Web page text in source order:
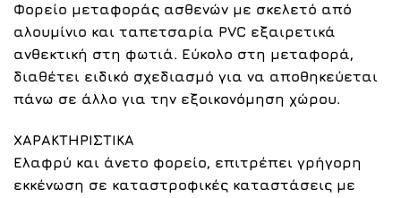
Φορείο μεταφοράς ασθενών με σκελετό από
αλουμίνιο και ταπετσαρία PVC εξαιρετικά
ανθεκτική στη φωτιά. Εύκολο στη μεταφορά,
διαθέτει ειδικό σχεδιασμό για να αποθηκεύεται
πάνω σε άλλο για την εξοικονόμηση χώρου.
ΧΑΡΑΚΤΗΡΙΣΤΙΚΑ
Ελαφρύ και άνετο φορείο, επιτρέπει γρήγορη
εκκένωση σε καταστροφικές καταστάσεις με